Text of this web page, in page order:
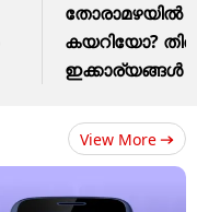
തോരാമഴയിൽ
കയറിയോ?
ഇക്കാര്യങ്ങൾ
View More